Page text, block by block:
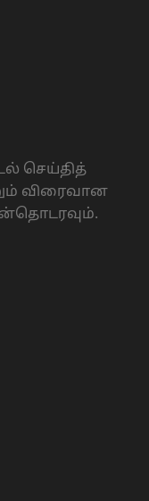
செய்தித்
விரைவான